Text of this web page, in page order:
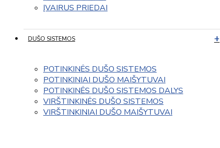
ĮVAIRUS PRIEDAI
DUŠO SISTEMOS
POTINKINĖS DUŠO SISTEMOS
POTINKINIAI DUŠO MAIŠYTUVAI
POTINKINĖS DUŠO SISTEMOS DALYS
VIRŠTINKINĖS DUŠO SISTEMOS
VIRŠTINKINIAI DUŠO MAIŠYTUVAI